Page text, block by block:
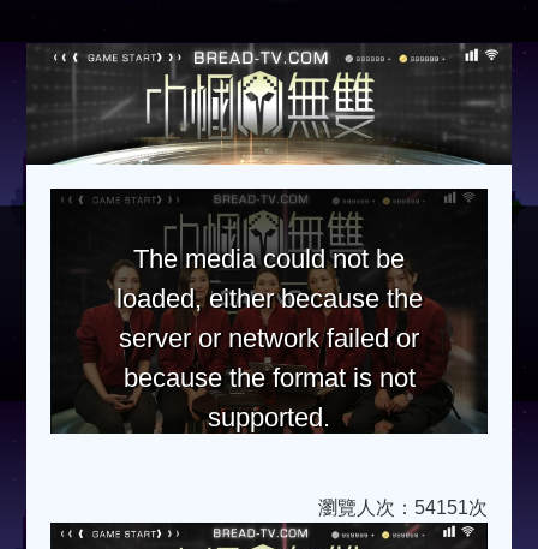
The media could not be
loaded, either because the
server or network failed or
because the format is not
supported.
瀏覽人次：54151次